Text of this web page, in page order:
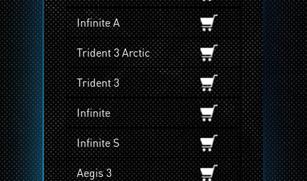
Infinite A
Trident 3 Arctic
Trident 3
Infinite
Infinite S
Aegis 3